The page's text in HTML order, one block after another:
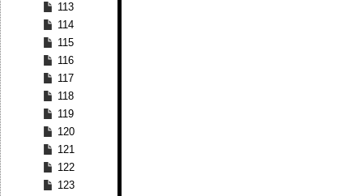
113
114
115
116
117
118
119
120
121
122
123